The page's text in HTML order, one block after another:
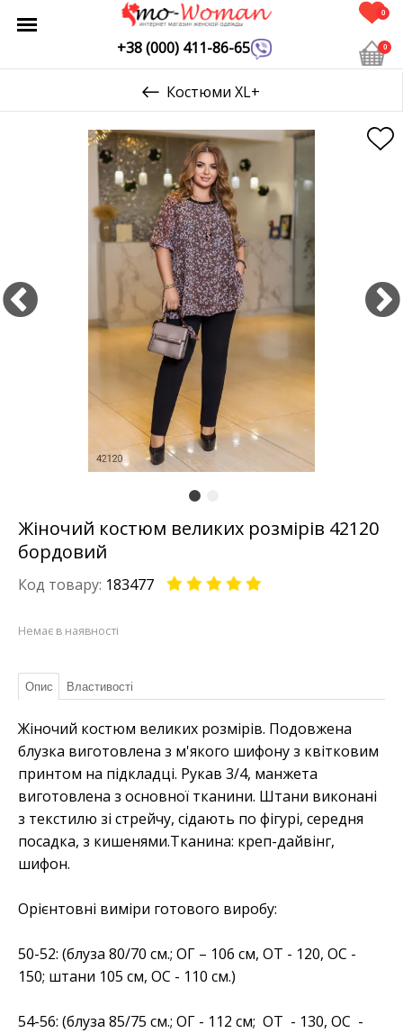
+38 (000) 411-86-65
0
0
Костюми XL+
Жіночий костюм великих розмірів 42120
бордовий
Код товару: 183477
Немає в наявності
Опис Властивості
Жіночий костюм великих розмірів. Подовжена
блузка виготовлена з м'якого шифону з квітковим
принтом на підкладці. Рукав 3/4, манжета
виготовлена з основної тканини. Штани виконані
з текстилю зі стрейчу, сідають по фігурі, середня
посадка, з кишенями.Тканина: креп-дайвінг,
шифон.
Орієнтовні виміри готового виробу:
50-52: (блуза 80/70 см.; ОГ – 106 см, ОТ - 120, ОС -
150; штани 105 см, ОС - 110 см.)
54-56: (блуза 85/75 см.; ОГ - 112 см; ОТ - 130, ОС -